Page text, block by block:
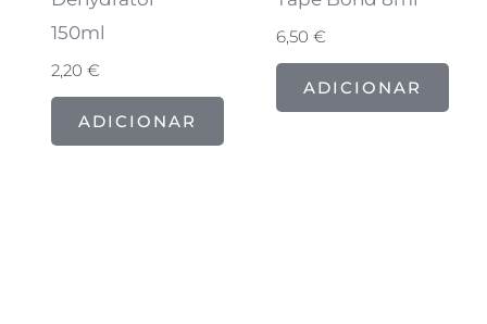
150ml
2,20 €
ADICIONAR
6,50€
ADICIONAR